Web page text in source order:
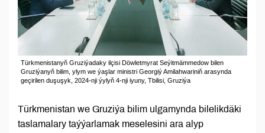
Türkmenistanyň Gruziýadaky ilçisi Döwletmyrat Seýitmämmedow bilen
Gruziýanyň bilim, ylym we ýaşlar ministri Georgiý Amilahwariniň arasynda
geçirilen duşuşyk, 2024-nji ýylyň 4-nji iyuny, Tbilisi, Gruziýa
Türkmenistan we Gruziýa bilim ulgamynda bilelikdäki
taslamalary taýýarlamak meselesini ara alyp